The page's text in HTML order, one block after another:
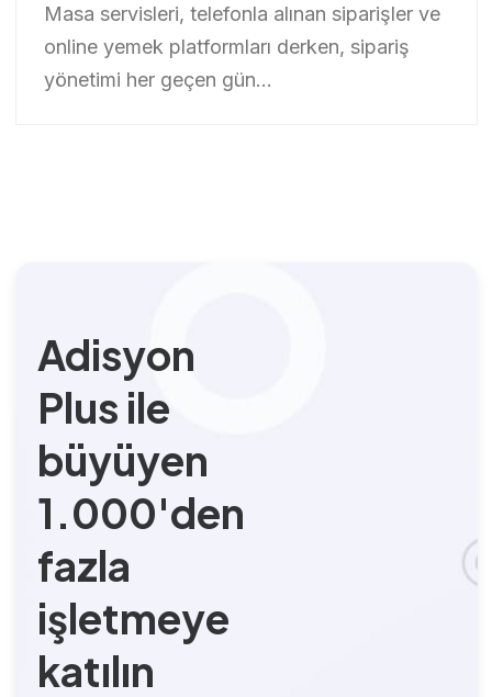
Masa servisleri, telefonla alınan siparişler ve
online yemek platformları derken, sipariş
yönetimi her geçen gün...
Adisyon
Plus ile
büyüyen
1.000'den
fazla
işletmeye
katılın